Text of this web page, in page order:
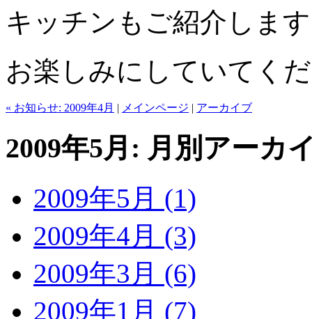
キッチンもご紹介しま
お楽しみにしていてく
« お知らせ: 2009年4月 | メインページ | アーカイブ
2009年5月: 月別アーカ
2009年5月 (1)
2009年4月 (3)
2009年3月 (6)
2009年1月 (7)